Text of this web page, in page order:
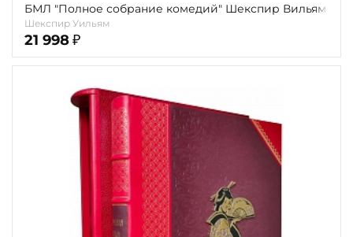
БМЛ "Полное собрание комедий" Шекспир Вильям
Шекспир Уильям
21 998 ₽